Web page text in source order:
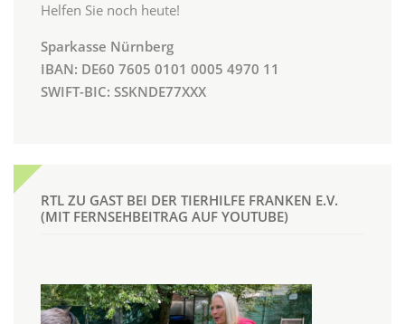
Helfen Sie noch heute!
Sparkasse Nürnberg
IBAN: DE60 7605 0101 0005 4970 11
SWIFT-BIC: SSKNDE77XXX
RTL ZU GAST BEI DER TIERHILFE FRANKEN E.V.
(MIT FERNSEHBEITRAG AUF YOUTUBE)